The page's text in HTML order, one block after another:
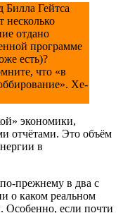
Билла Гейтса
отдано
программе
есть)?
что «в
Хе-
экономики,
отчётами. Это объём
в
прежнему в два с
о каком реальном
Особенно, если почти